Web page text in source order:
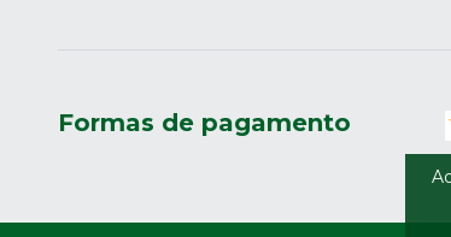
Formas de pagamento